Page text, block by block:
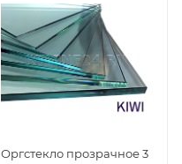
Оргстекло прозрачное 3